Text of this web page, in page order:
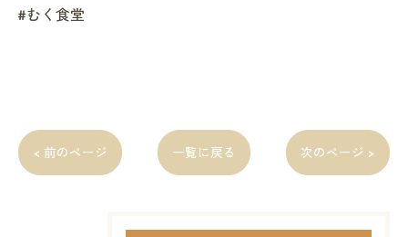
#むく食堂
< 前のページ 一覧に戻る 次のページ >